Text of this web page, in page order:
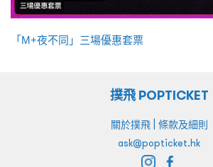
「M+夜不同」三場優惠套票
撲飛 POPTICKET
關於撲飛| 條款及細則
ask@popticket.hk